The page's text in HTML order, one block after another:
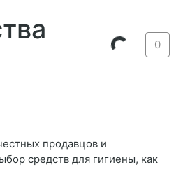
0
продавцов и
средств для гигиены, как